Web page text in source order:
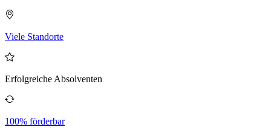
Viele Standorte
Erfolgreiche Absolventen
100% förderbar